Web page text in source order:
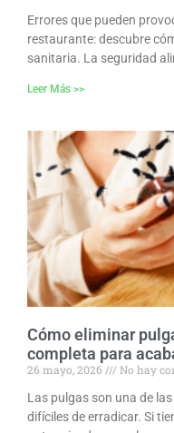
Errores que pueden
restaurante: descubre
sanitaria. La seguridad
Leer Más >>
Cómo eliminar
completa para
26 mayo, 2026
No hay
Las pulgas son una de
difíciles de erradicar. Si